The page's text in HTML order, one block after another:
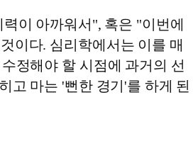
이 아까워서", 혹은 "이번에
이다. 심리학에서는 이를 매
정해야 할 시점에 과거의 선
고 마는 '뻔한 경기'를 하게 된